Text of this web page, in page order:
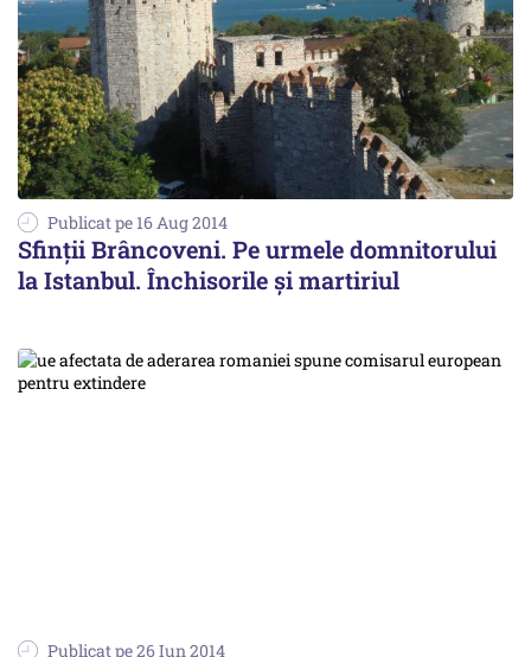
Publicat pe 16 Aug 2014
Sfinții Brâncoveni. Pe urmele domnitorului
la Istanbul. Închisorile şi martiriul
Publicat pe 26 Iun 2014